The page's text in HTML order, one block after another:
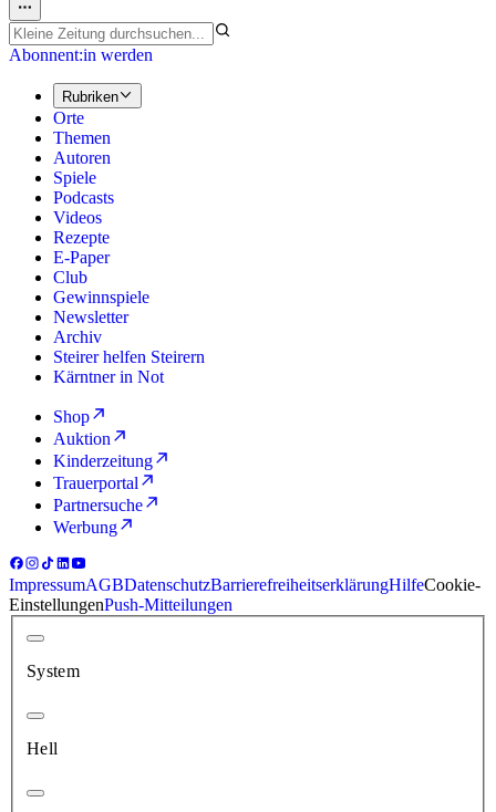
Abonnent:in werden
Rubriken
Orte
Themen
Autoren
Spiele
Podcasts
Videos
Rezepte
E-Paper
Club
Gewinnspiele
Newsletter
Archiv
Steirer helfen Steirern
Kärntner in Not
Shop
Auktion
Kinderzeitung
Trauerportal
Partnersuche
Werbung
ImpressumAGBDatenschutzBarrierefreiheitserklärungHilfeCookie-
EinstellungenPush-Mitteilungen
System
Hell